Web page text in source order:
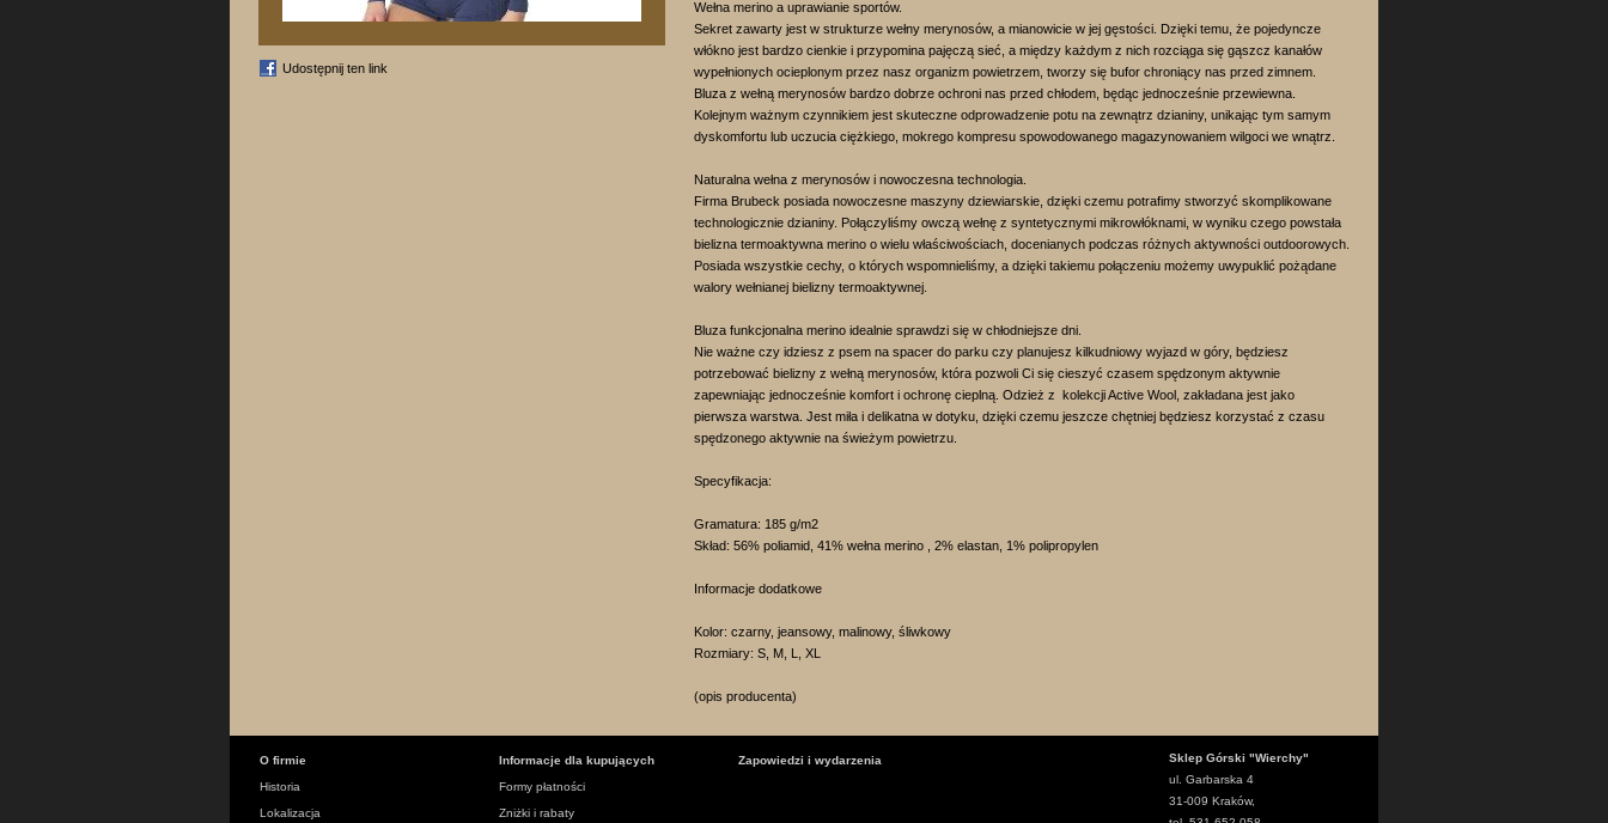
Udostępnij ten link
Wełna merino a uprawianie sportów.
Sekret zawarty jest w strukturze wełny merynosów, a mianowicie w jej gęstości. Dzięki temu, że pojedyncze
włókno jest bardzo cienkie i przypomina pajęczą sieć, a między każdym z nich rozciąga się gąszcz kanałów
wypełnionych ocieplonym przez nasz organizm powietrzem, tworzy się bufor chroniący nas przed zimnem.
Bluza z wełną merynosów bardzo dobrze ochroni nas przed chłodem, będąc jednocześnie przewiewna.
Kolejnym ważnym czynnikiem jest skuteczne odprowadzenie potu na zewnątrz dzianiny, unikając tym samym
dyskomfortu lub uczucia ciężkiego, mokrego kompresu spowodowanego magazynowaniem wilgoci we wnątrz.
Naturalna wełna z merynosów i nowoczesna technologia.
Firma Brubeck posiada nowoczesne maszyny dziewiarskie, dzięki czemu potrafimy stworzyć skomplikowane
technologicznie dzianiny. Połączyliśmy owczą wełnę z syntetycznymi mikrowłóknami, w wyniku czego powstała
bielizna termoaktywna merino o wielu właściwościach, docenianych podczas różnych aktywności outdoorowych.
Posiada wszystkie cechy, o których wspomnieliśmy, a dzięki takiemu połączeniu możemy uwypuklić pożądane
walory wełnianej bielizny termoaktywnej.
Bluza funkcjonalna merino idealnie sprawdzi się w chłodniejsze dni.
Nie ważne czy idziesz z psem na spacer do parku czy planujesz kilkudniowy wyjazd w góry, będziesz
potrzebować bielizny z wełną merynosów, która pozwoli Ci się cieszyć czasem spędzonym aktywnie
zapewniając jednocześnie komfort i ochronę cieplną. Odzież z kolekcji Active Wool, zakładana jest jako
pierwsza warstwa. Jest miła i delikatna w dotyku, dzięki czemu jeszcze chętniej będziesz korzystać z czasu
spędzonego aktywnie na świeżym powietrzu.
Specyfikacja:
Gramatura: 185 g/m2
Skład: 56% poliamid, 41% wełna merino , 2% elastan, 1% polipropylen
Informacje dodatkowe
Kolor: czarny, jeansowy, malinowy, śliwkowy
Rozmiary: S, M, L, XL
(opis producenta)
Sklep Górski "Wierchy"
ul. Garbarska 4
31-009 Kraków,
O firmie
Historia
Lokalizacja
Informacje dla kupujących
Formy płatności
Zniżki i rabaty
Zapowiedzi i wydarzenia